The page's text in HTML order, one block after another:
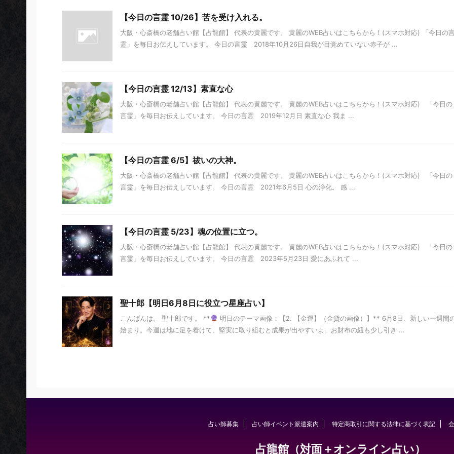
【今日の言霊 10/26】苦を受け入れる。
大阪・心斎橋の老舗占い館【占龍館】 代表の黄麗です。 黄麗のWEB占いはこちらから！(スマホ対応) 「今日の
霊」を毎日お伝えしています。 今日の言霊 2018年10月26日自我が目覚めていない赤子が ...
【今日の言霊 12/13】素直な心
大阪・心斎橋の老舗占い館【占龍館】 代表の黄麗です。 黄麗のWEB占いはこちらから！(スマホ対応) 「今日の
言霊」を毎日お伝えしています。 今日の言霊 2019年12月日 素直な心 我ま ...
【今日の言霊 6/5】祓いの大神。
大阪・心斎橋の老舗占い館【占龍館】 代表の黄麗です。 黄麗のWEB占いはこちらから！(スマホ対応) 「今日の
言霊」を毎日お伝えしています。 今日の言霊 2021年6月5日 心の浄化。 感 ...
【今日の言霊 5/23】魂の位置に立つ。
大阪・心斎橋の老舗占い館【占龍館】 代表の黄麗です。 黄麗のWEB占いはこちらから！(スマホ対応) 「今日の
言霊」を毎日お伝えしています。 今日の言霊 2023年5月23日 愛にあふれて ...
聖十郎【明日6月8日に役立つ星座占い】
こんばんは。 聖十郎です。 **
明日のテーマ画像：【2. 【金運】（金貨の画像）】** 6月8日、新しい一週間
始まり。今週は地に足を着けて、堅実に取り組むと成果が出やすいよ。お財布の紐も少し引き ...
占い師募集 占い師イベント派遣案内 特定商取引に関する法律に基づく表記
占龍館（対面＋オンライン占い）